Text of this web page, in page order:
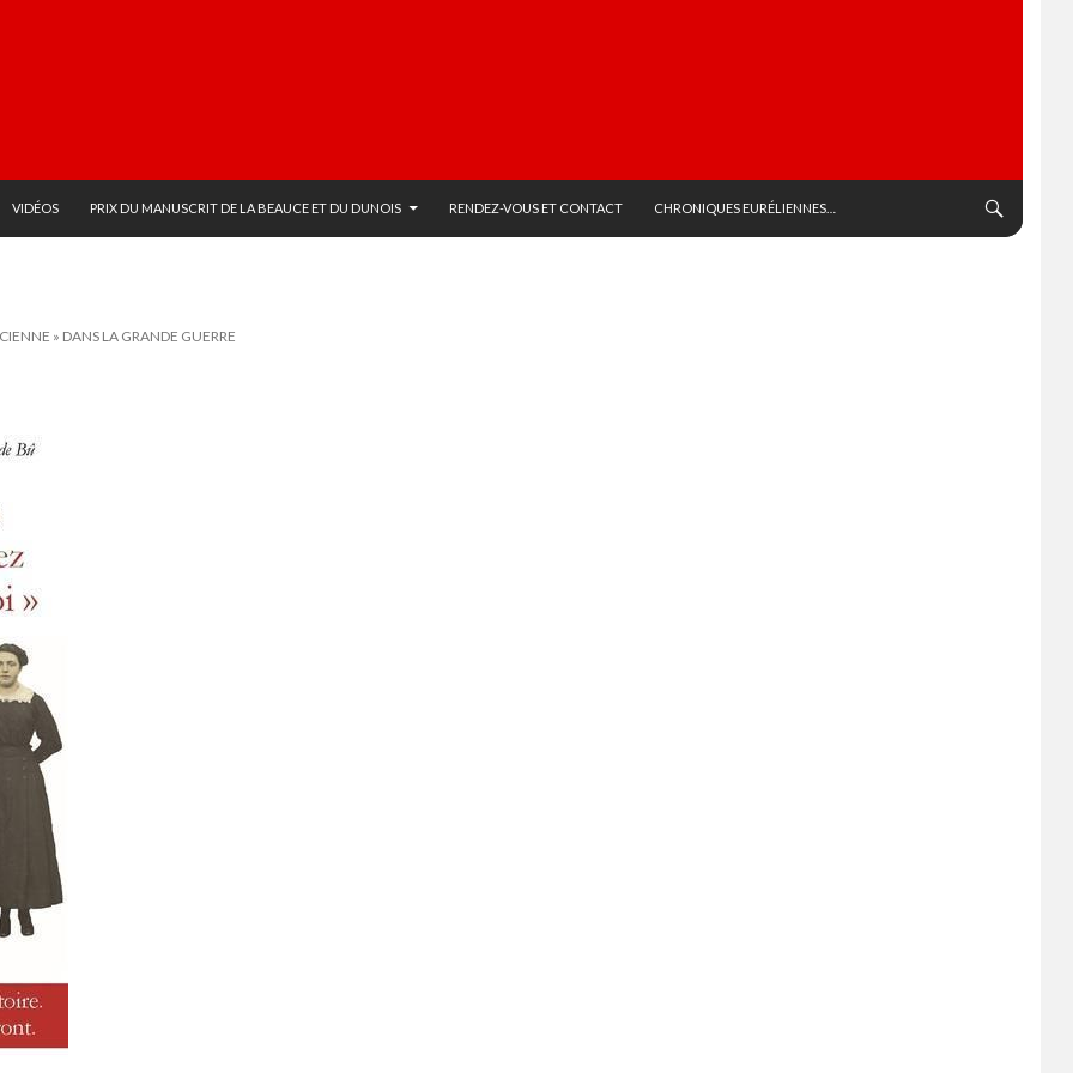
VIDÉOS PRIX DU MANUSCRIT DE LA BEAUCE ET DU DUNOIS RENDEZ-VOUS ET CONTACT CHRONIQUES EURÉLIENNES…
» DANS LA GRANDE GUERRE